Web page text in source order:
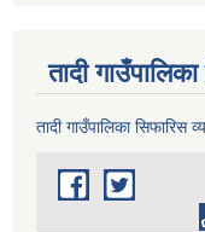
तादी
तादी गाउँपालिका सिफारिस